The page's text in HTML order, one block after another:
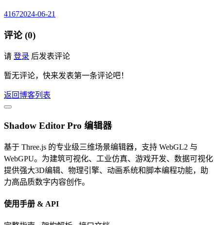
41672024-06-21
评论 (0)
请 登录 后发表评论
暂无评论，快来发表第一条评论吧！
返回博客列表
Shadow Editor Pro 编辑器
基于 Three.js 的专业级三维场景编辑器，支持 WebGL2 与
WebGPU。为建筑可视化、工业仿真、游戏开发、数据可视化
提供强大3D编辑、物理引擎、动画系统和脚本编程功能，助
力高品质数字内容创作。
使用手册 & API